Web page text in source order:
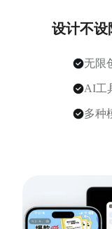
设计不设
无限
AI工
多种